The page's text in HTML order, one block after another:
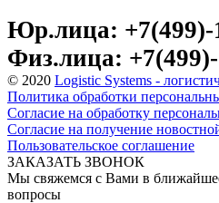
Юр.лица: +7(499)-
Физ.лица:
© 2020 Logistic Systems -
Политика обработки
Согласие на обработку
Согласие на получение
Пользовательское соглашение
ЗАКАЗАТЬ ЗВОНОК
Мы свяжемся с Вами в
вопросы